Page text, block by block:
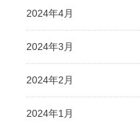
2024年4月
2024年3月
2024年2月
2024年1月